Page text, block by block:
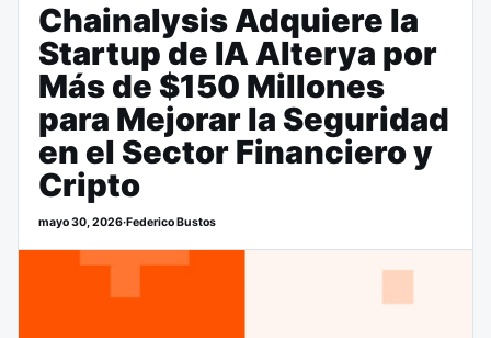
Chainalysis Adquiere la
Startup de IA Alterya por
Más de $150 Millones
para Mejorar la Seguridad
en el Sector Financiero y
Cripto
mayo 30, 2026·Federico Bustos